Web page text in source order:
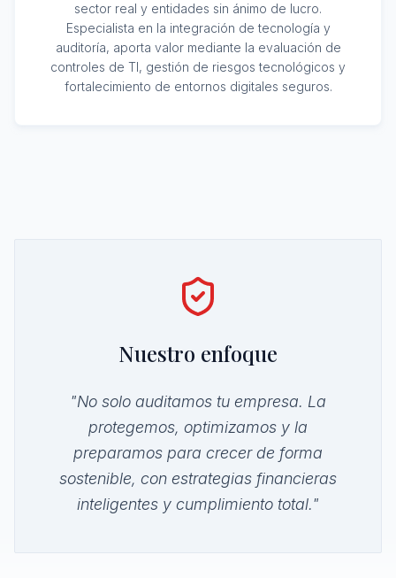
sector real y entidades sin ánimo de lucro.
Especialista en la integración de tecnología y
auditoría, aporta valor mediante la evaluación de
controles de TI, gestión de riesgos tecnológicos y
fortalecimiento de entornos digitales seguros.
Nuestro enfoque
"No solo auditamos tu empresa. La
protegemos, optimizamos y la
preparamos para crecer de forma
sostenible, con estrategias financieras
inteligentes y cumplimiento total."